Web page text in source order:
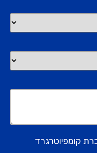
קומפיוטרגרד